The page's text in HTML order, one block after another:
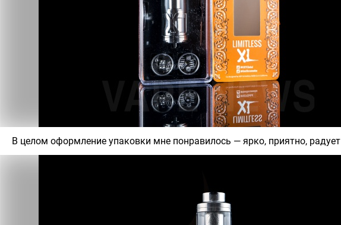
В целом оформление упаковки мне понравилось — ярко, приятно, радует